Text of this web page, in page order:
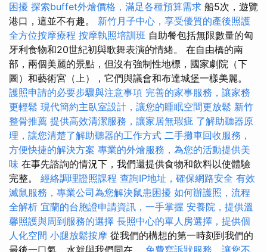
困擾 探索buffet外燴價格，滿足各種預算需求 船5次，遊覽
港口，這並不有趣。 新竹月子中心，享受優質的產後照護
全方位按摩療程 按摩執照培訓班 自助餐包括無限數量的匈
牙利食物和20世紀初與歌舞表演的情緒。 在自由橋的南
部，兩個美麗的景點，但沒有強制性地標，國家劇院（下
圖）和藝術宮（上），它們與議會和布達城堡一樣美麗。
護照申請的必要步驟與注意事項 完善的家事服務，讓家務
更輕鬆 現代簡約主臥室設計，讓您的睡眠空間更放鬆 新竹
整骨推薦 提供高效清潔服務，讓家居無瑕疵 了解助聽器原
理，讓您清楚了解助聽器的工作方式 二手攤車回收服務，
方便快捷的解決方案 專業的外燴服務，為您的活動提供美
味 在事先諮詢的情況下，我們還提供食物和飲料以使體驗
完整。 經絡調理證照課程 查詢IP地址，確保網路安全 有效
滅鼠服務，專業公司為您解決鼠患困擾 如何辦護照，流程
全解析 宜蘭的台胞證申請資訊，一手掌握 安養院，提供溫
馨照護與周到服務的選擇 長照中心的單人房選擇，提供個
人化空間 小腿放鬆按摩 從我們的構想的第一時刻到我們的
最後一口氣，水就與我們同在。 免費寫訴狀服務，讓您不